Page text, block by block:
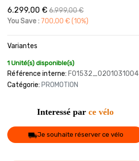
6.299,00 € 6.999,00€
You Save : 700,00 €(10%)
Variantes
1 Unité(s) disponible(s)
Référence interne: F01532_0201031004
Catégorie: PROMOTION
Interessé par ce vélo
Je souhaite réserver ce vélo